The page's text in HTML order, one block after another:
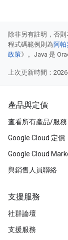
除非另有註明，否
程式碼範例則為阿帕
政策》。Java 是
上次更新時間：
產品與定價
查看所有產品/服務
Google Cloud 定價
Google Cloud
與銷售人員聯絡
支援服務
社群論壇
支援服務